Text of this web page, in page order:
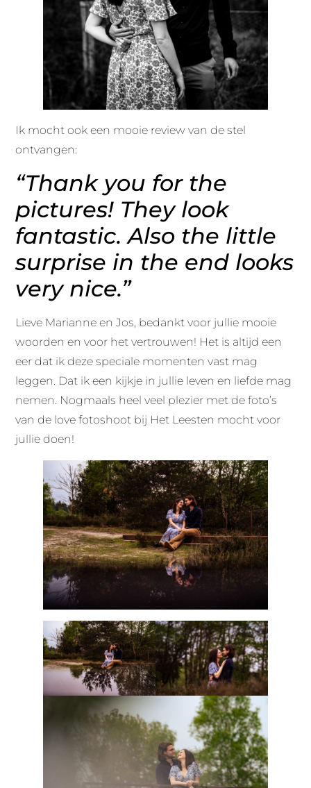
Ik mocht ook een mooie review van de stel
ontvangen:
“Thank you for the
pictures! They look
fantastic. Also the little
surprise in the end looks
very nice.”
Lieve Marianne en Jos, bedankt voor jullie mooie
woorden en voor het vertrouwen! Het is altijd een
eer dat ik deze speciale momenten vast mag
leggen. Dat ik een kijkje in jullie leven en liefde mag
nemen. Nogmaals heel veel plezier met de foto’s
van de love fotoshoot bij Het Leesten mocht voor
jullie doen!